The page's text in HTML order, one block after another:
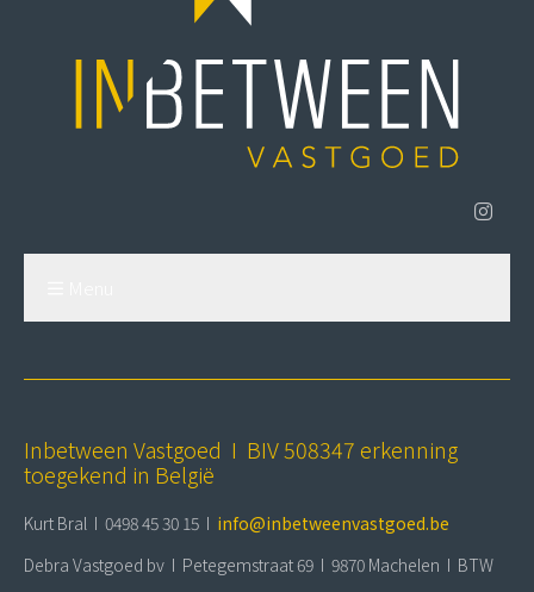
Inbetween Vastgoed I BIV 508347 erkenning
toegekend in België
Kurt Bral I 0498 45 30 15 I info@inbetweenvastgoed.be
Debra Vastgoed bv I Petegemstraat 69 I 9870 Machelen I BTW